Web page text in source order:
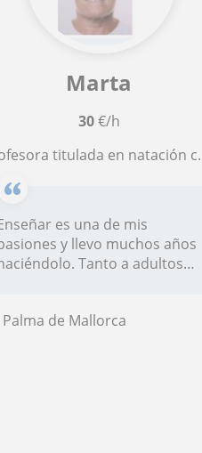
Marta
30€/h
titulada en natación con más de 25 años de experiencia.
es una de mis
y llevo muchos años
Tanto a adultos
Palma de Mallorca